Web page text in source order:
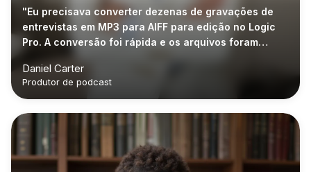
"Eu precisava converter dezenas de gravações de
entrevistas em MP3 para AIFF para edição no Logic
Pro. A conversão foi rápida e os arquivos foram
Daniel Carter
Produtor de podcast